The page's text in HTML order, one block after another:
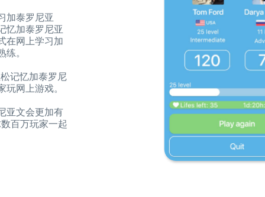
加泰罗尼亚
忆加泰罗尼亚
在网上学习加
。
记忆加泰罗尼
网上游戏。
亚文会更加有
百万玩家一起